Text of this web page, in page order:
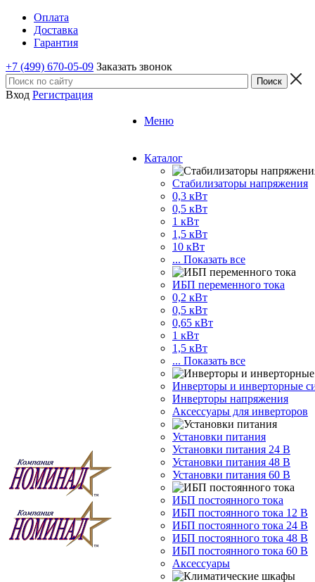
Оплата
Доставка
Гарантия
+7 (499) 670-05-09 Заказать звонок
Вход Регистрация
Меню
Каталог
Стабилизаторы напряжения
0,3 кВт
0,5 кВт
1 кВт
1,5 кВт
10 кВт
... Показать все
ИБП переменного тока
0,2 кВт
0,5 кВт
0,65 кВт
1 кВт
1,5 кВт
... Показать все
Инверторы и инверторные
Инверторы напряжения
Аксессуары для инверторов
Установки питания
Установки питания 24 В
Установки питания 48 В
Установки питания 60 В
ИБП постоянного тока
ИБП постоянного тока 12 В
ИБП постоянного тока 24 В
ИБП постоянного тока 48 В
ИБП постоянного тока 60 В
Аксессуары